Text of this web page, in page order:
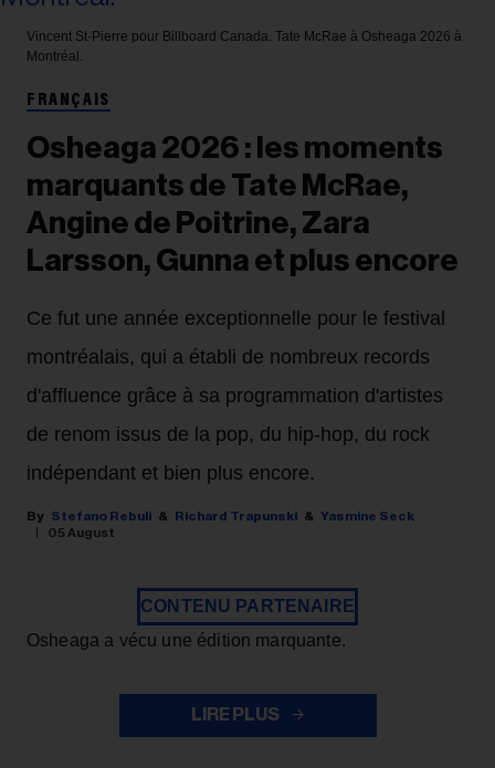
Vincent St-Pierre pour Billboard Canada. Tate McRae à Osheaga 2026 à
Montréal.
FRANÇAIS
Osheaga 2026 : les moments
marquants de Tate McRae,
Angine de Poitrine, Zara
Larsson, Gunna et plus encore
Ce fut une année exceptionnelle pour le festival
montréalais, qui a établi de nombreux records
d'affluence grâce à sa programmation d'artistes
de renom issus de la pop, du hip-hop, du rock
indépendant et bien plus encore.
Stefano Rebuli Richard Trapunski
Yasmine Seck
05 August
CONTENU PARTENAIRE
Osheaga a vécu une édition marquante.
LIRE PLUS